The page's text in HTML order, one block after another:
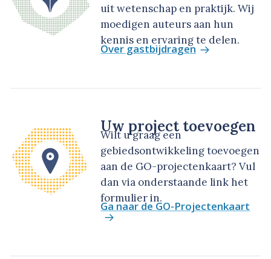
uit wetenschap en praktijk. Wij
moedigen auteurs aan hun
kennis en ervaring te delen.
Over gastbijdragen
Uw project toevoegen
Wilt u graag een
gebiedsontwikkeling toevoegen
aan de GO-projectenkaart? Vul
dan via onderstaande link het
formulier in.
Ga naar de GO-Projectenkaart